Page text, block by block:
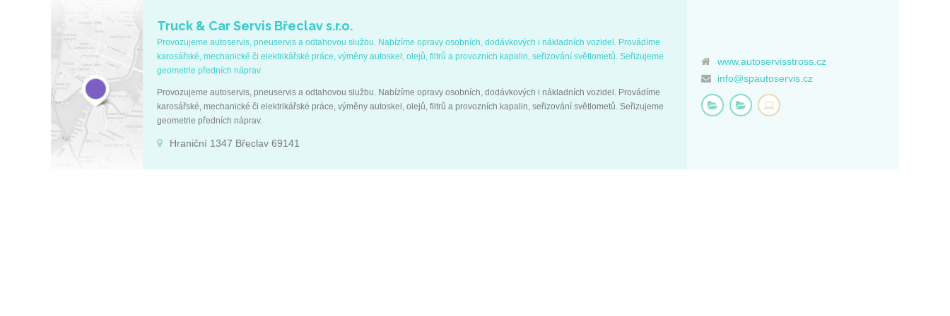
Truck & Car Servis Břeclav s.r.o.
Provozujeme autoservis, pneuservis a odtahovou službu. Nabízíme opravy osobních, dodávkových i nákladních vozidel. Provádíme
karosářské, mechanické či elektrikářské práce, výměny autoskel, olejů, filtrů a provozních kapalin, seřizování světlometů. Seřizujeme
geometrie předních náprav.
Provozujeme autoservis, pneuservis a odtahovou službu. Nabízíme opravy osobních, dodávkových i nákladních vozidel. Provádíme
karosářské, mechanické či elektrikářské práce, výměny autoskel, olejů, filtrů a provozních kapalin, seřizování světlometů. Seřizujeme
geometrie předních náprav.
Hraniční 1347 Břeclav 69141
www.autoservisstross.cz
info@spautoservis.cz